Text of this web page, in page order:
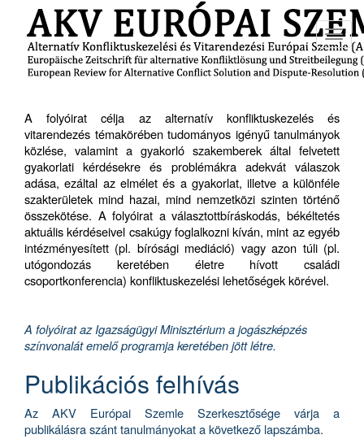
A folyóirat célja az alternatív konfliktuskezelés és
vitarendezés témakörében tudományos igényű tanulmányok
közlése, valamint a gyakorló szakemberek által felvetett
gyakorlati kérdésekre és problémákra adekvát válaszok
adása, ezáltal az elmélet és a gyakorlat, illetve a különféle
szakterületek mind hazai, mind nemzetközi szinten történő
összekötése. A folyóirat a választottbíráskodás, békéltetés
aktuális kérdéseivel csakúgy foglalkozni kíván, mint az egyéb
intézményesített (pl. bírósági mediáció) vagy azon túli (pl.
utógondozás keretében életre hívott családi
csoportkonferencia) konfliktuskezelési lehetőségek körével.
A folyóirat az Igazságügyi Minisztérium a jogászképzés
színvonalát emelő programja keretében jött létre.
Publikációs felhívás
Az AKV Európai Szemle Szerkesztősége várja a
publikálásra szánt tanulmányokat a következő lapszámba.